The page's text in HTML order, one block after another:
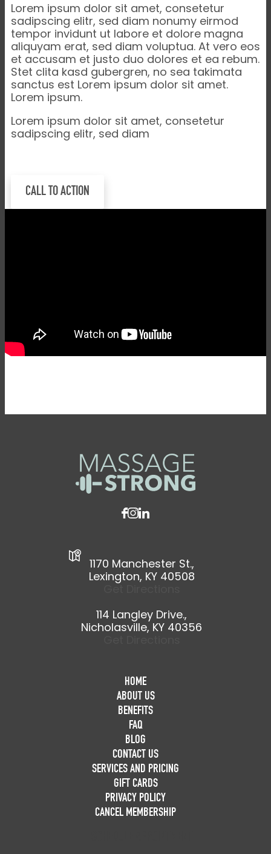
Lorem ipsum dolor sit amet, consetetur
sadipscing elitr, sed diam nonumy eirmod
tempor invidunt ut labore et dolore magna
aliquyam erat, sed diam voluptua. At vero eos
et accusam et justo duo dolores et ea rebum.
Stet clita kasd gubergren, no sea takimata
sanctus est Lorem ipsum dolor sit amet.
Lorem ipsum.
Lorem ipsum dolor sit amet, consetetur
sadipscing elitr, sed diam
CALL TO ACTION
1170 Manchester St.,
Lexington, KY 40508
114 Langley Drive.,
Nicholasville, KY 40356
HOME
ABOUT US
BENEFITS
FAQ
BLOG
CONTACT US
SERVICES AND PRICING
GIFT CARDS
PRIVACY POLICY
CANCEL MEMBERSHIP